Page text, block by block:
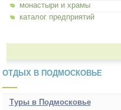
монастыри и храмы
каталог предприятий
ОТДЫХ В ПОДМОСКОВЬЕ
Туры в Подмосковье